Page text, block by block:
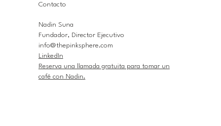
Contacto
Nadin Suna
Fundador, Director Ejecutivo
info@thepinksphere.com
LinkedIn
Reserva una llamada gratuita para tomar un
café con Nadin.